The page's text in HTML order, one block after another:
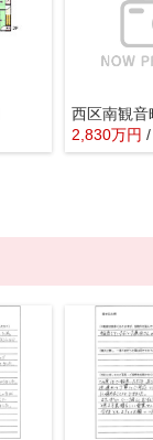
西区南観音
2,830万円